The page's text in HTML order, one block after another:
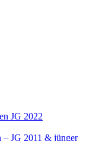
JG 2022
– JG 2011 & jünger